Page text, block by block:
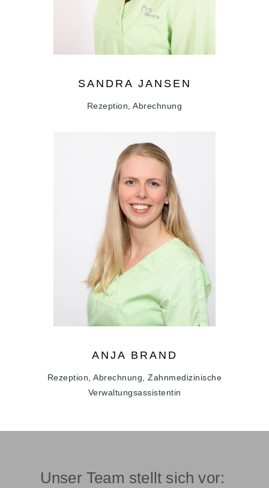
SANDRA JANSEN
Rezeption, Abrechnung
ANJA BRAND
Rezeption, Abrechnung, Zahnmedizinische
Verwaltungsassistentin
Unser Team stellt sich vor: